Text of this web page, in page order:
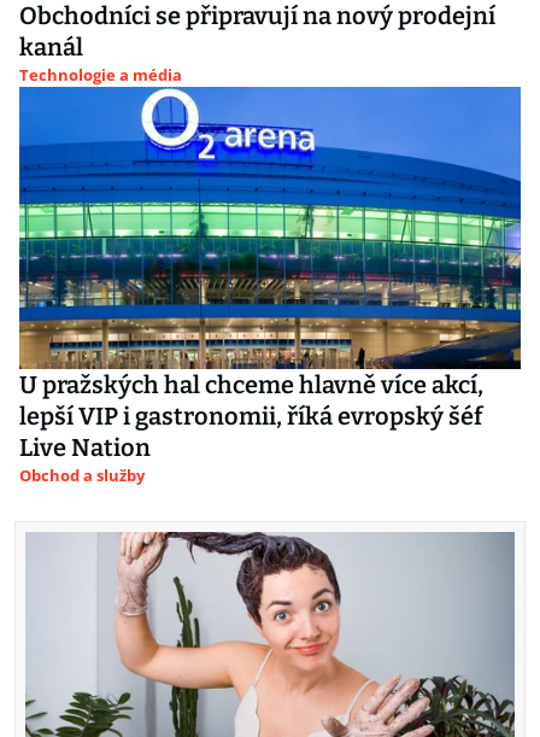
Obchodníci se připravují na nový prodejní
kanál
Technologie a média
U pražských hal chceme hlavně více akcí,
lepší VIP i gastronomii, říká evropský šéf
Live Nation
Obchod a služby